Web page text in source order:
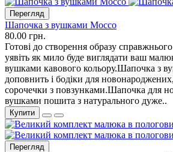
Перегляд
Шапочка з вушками Mocco
80.00 грн.
Готові до створення образу
уявіть як мило буде виглядати ваш
вушками кавового кольору.Шапочка з
доповнить і бодіки для новонароджених,
сорочечки з повзунками.Шапочка для
вушками пошита з натурального дуже..
Купити
Перегляд